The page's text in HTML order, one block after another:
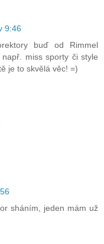
9:46
buď od Rimmel
miss sporty či style
je to skvělá věc! =)
sháním, jeden mám už